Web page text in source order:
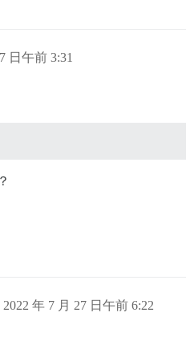
日午前 3:31
2022 年 7 月 27 日午前 6:22